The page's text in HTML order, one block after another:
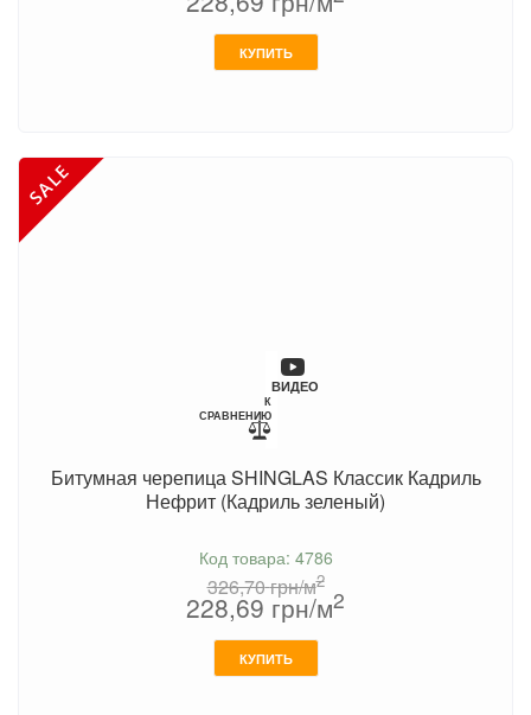
КУПИТЬ
ВИДЕО
К
СРАВНЕНИЮ
Битумная черепица SHINGLAS Классик Кадриль
Нефрит (Кадриль зеленый)
Код товара: 4786
326,70грн/м2
228,69 грн/м2
КУПИТЬ